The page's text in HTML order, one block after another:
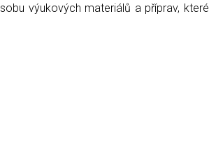
výukových materiálů a příprav, které